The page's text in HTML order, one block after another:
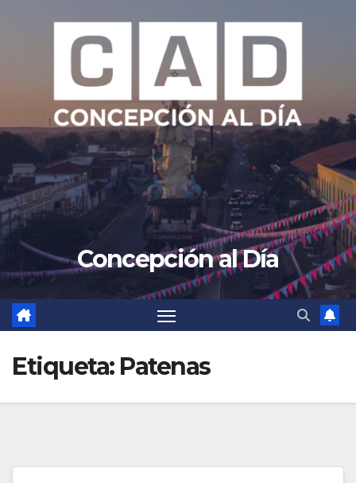
Concepción al Día
Etiqueta: Patenas